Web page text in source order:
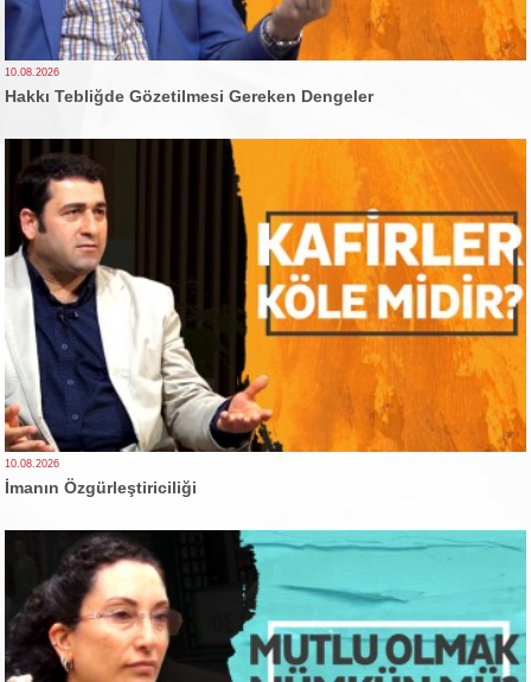
10.08.2026
Hakkı Tebliğde Gözetilmesi Gereken Dengeler
10.08.2026
İmanın Özgürleştiriciliği